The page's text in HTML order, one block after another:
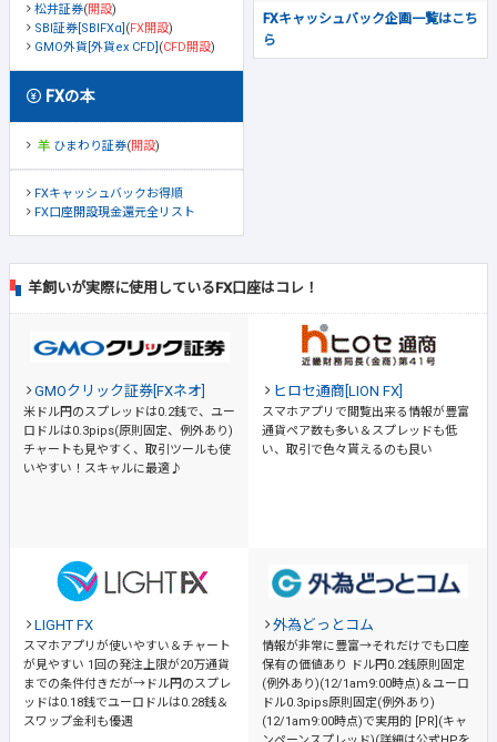
松井証券(開設)
SBI証券[SBIFXα] (FX開設)
GMO外貨[外貨ex CFD] (CFD開設)
FXの本
ひまわり証券(開設)
FXキャッシュバックお得順
FX口座開設現金還元全リスト
FXキャッシュバック企画一覧はこち
ら
羊飼いが実際に使用しているFX口座はコレ！
GMOクリック証券[FXネオ]
米ドル円のスプレッドは0.2銭で、ユー
ロドルは0.3pips(原則固定、例外あり)
チャートも見やすく、取引ツールも使
いやすい！スキャルに最適♪
ヒロセ通商[LION FX]
スマホアプリで閲覧出来る情報が豊富
通貨ペア数も多い＆スプレッドも低
い、取引で色々貰えるのも良い
LIGHT FX
スマホアプリが使いやすい＆チャート
が見やすい 1回の発注上限が20万通貨
までの条件付きだが→ドル円のスプレ
ッドは0.18銭でユーロドルは0.28銭＆
スワップ金利も優遇
外為どっとコム
情報が非常に豊富→それだけでも口座
保有の価値あり
ドル円0.2銭原則固定
(例外あり)(12/1am9:00時点)＆ユーロ
ドル0.3pips原則固定(例外あり)
(12/1am9:00時点)で実用的 [PR](キャ